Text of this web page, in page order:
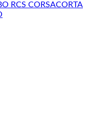
RCS CORSACORTA